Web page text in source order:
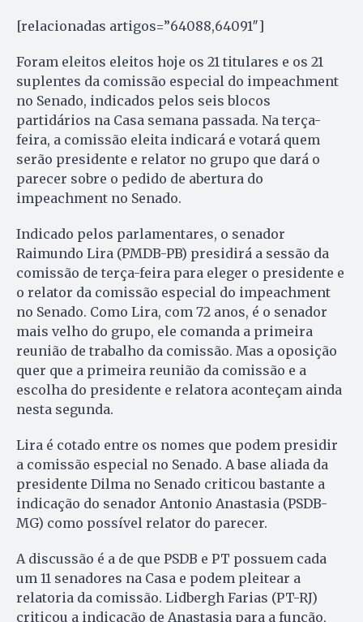
[relacionadas artigos=”64088,64091″]
Foram eleitos eleitos hoje os 21 titulares e os 21
suplentes da comissão especial do impeachment
no Senado, indicados pelos seis blocos
partidários na Casa semana passada. Na terça-
feira, a comissão eleita indicará e votará quem
serão presidente e relator no grupo que dará o
parecer sobre o pedido de abertura do
impeachment no Senado.
Indicado pelos parlamentares, o senador
Raimundo Lira (PMDB-PB) presidirá a sessão da
comissão de terça-feira para eleger o presidente e
o relator da comissão especial do impeachment
no Senado. Como Lira, com 72 anos, é o senador
mais velho do grupo, ele comanda a primeira
reunião de trabalho da comissão. Mas a oposição
quer que a primeira reunião da comissão e a
escolha do presidente e relatora aconteçam ainda
nesta segunda.
Lira é cotado entre os nomes que podem presidir
a comissão especial no Senado. A base aliada da
presidente Dilma no Senado criticou bastante a
indicação do senador Antonio Anastasia (PSDB-
MG) como possível relator do parecer.
A discussão é a de que PSDB e PT possuem cada
um 11 senadores na Casa e podem pleitear a
relatoria da comissão. Lidbergh Farias (PT-RJ)
criticou a indicação de Anastasia para a função,